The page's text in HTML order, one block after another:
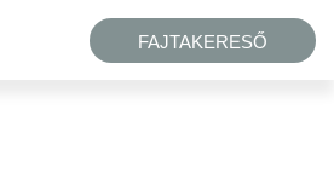
FAJTAKERESŐ